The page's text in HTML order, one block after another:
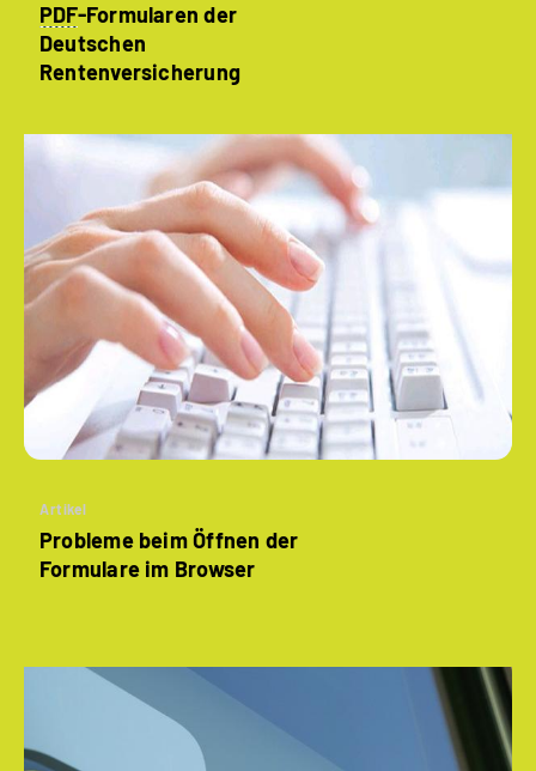
PDF-Formularen der
Deutschen
Rentenversicherung
Artikel
Probleme beim Öffnen der
Formulare im Browser